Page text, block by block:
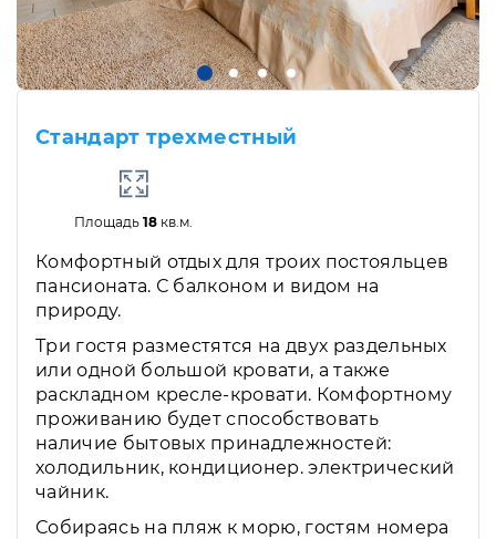
Стандарт трехместный
Площадь18 кв.м.
Комфортный отдых для троих постояльцев
пансионата. С балконом и видом на
природу.
Три гостя разместятся на двух раздельных
или одной большой кровати, а также
раскладном кресле-кровати. Комфортному
проживанию будет способствовать
наличие бытовых принадлежностей:
холодильник, кондиционер. электрический
чайник.
Собираясь на пляж к морю, гостям номера